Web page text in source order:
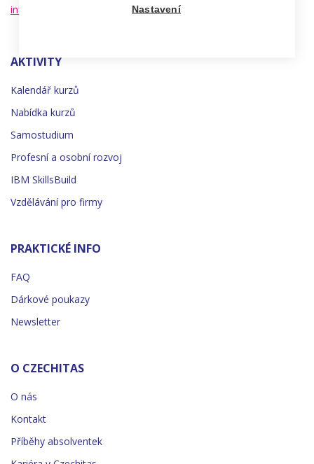
info@czechitas.cz
AKTIVITY
Kalendář kurzů
Nabídka kurzů
Samostudium
Profesní a osobní rozvoj
IBM SkillsBuild
Vzdělávání pro firmy
PRAKTICKÉ INFO
FAQ
Dárkové poukazy
Newsletter
O CZECHITAS
O nás
Kontakt
Příběhy absolventek
Nastavení